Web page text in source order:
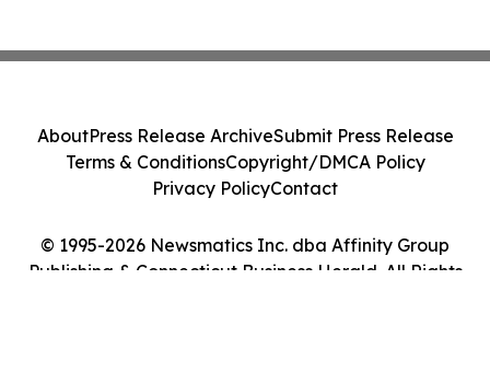
© 1995-2026 Newsmatics Inc. dba Affinity Group
Publishing & Connecticut Business Herald. All Rights
AboutPress Release ArchiveSubmit Press Release
Terms & ConditionsCopyright/DMCA Policy
Privacy PolicyContact